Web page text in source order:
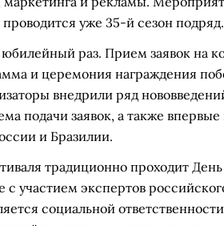
уже 35-й сезон подряд.
раз. Прием заявок на
и церемония награждения
внедрили ряд
подачи заявок, а также
и Бразилии.
традиционно проходит День
участием экспертов
социальной